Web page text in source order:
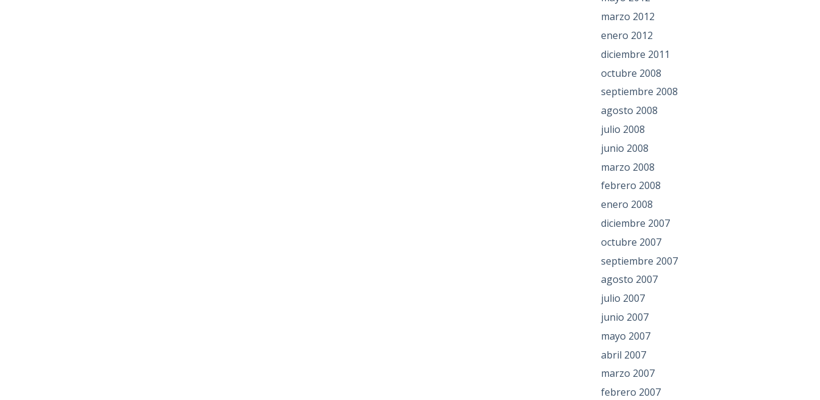
marzo 2012
enero 2012
diciembre 2011
octubre 2008
septiembre 2008
agosto 2008
julio 2008
junio 2008
marzo 2008
febrero 2008
enero 2008
diciembre 2007
octubre 2007
septiembre 2007
agosto 2007
julio 2007
junio 2007
mayo 2007
abril 2007
marzo 2007
febrero 2007